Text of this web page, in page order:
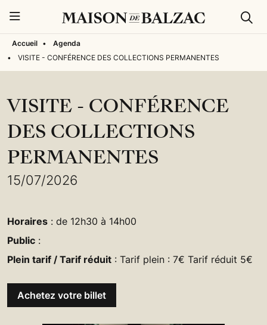
Accueil •
Agenda
•
VISITE - CONFÉRENCE DES COLLECTIONS PERMANENTES
VISITE - CONFÉRENCE
DES COLLECTIONS
PERMANENTES
15/07/2026
Horaires : de 12h30 à 14h00
Public :
Plein tarif / Tarif réduit : Tarif plein : 7€ Tarif réduit 5€
Achetez votre billet